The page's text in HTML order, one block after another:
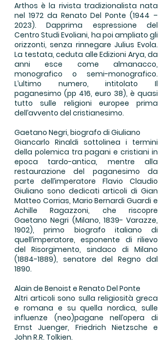
Arthos è la rivista tradizionalista nata
nel 1972 da Renato Del Ponte (1944 –
2023). Dapprima espressione del
Centro Studi Evoliani, ha poi ampliato gli
orizzonti, senza rinnegare Julius Evola.
La testata, ceduta alle Edizioni Arya, da
anni esce come almanacco,
monografico o semi-monografico.
L’ultimo numero, intitolato Il
paganesimo (pp 416, euro 38), è quasi
tutto sulle religioni europee prima
dell’avvento del cristianesimo.
Gaetano Negri, biografo di Giuliano
Giancarlo Rinaldi sottolinea i termini
della polemica tra pagani e cristiani in
epoca tardo-antica, mentre alla
restaurazione del paganesimo da
parte dell’imperatore Flavio Claudio
Giuliano sono dedicati articoli di Gian
Matteo Corrias, Mario Bernardi Guardi e
Achille Ragazzoni, che riscopre
Gaetano Negri (Milano, 1839- Varazze,
1902), primo biografo italiano di
quell’imperatore, esponente di rilievo
del Risorgimento, sindaco di Milano
(1884-1889), senatore del Regno dal
1890.
Alain de Benoist e Renato Del Ponte
Altri articoli sono sulla religiosità greca
e romana e su quella nordica, sulle
influenze (neo)pagane nell’opera di
Ernst Juenger, Friedrich Nietzsche e
John R.R. Tolkien.